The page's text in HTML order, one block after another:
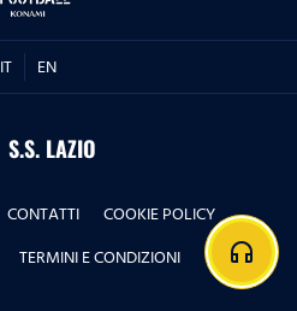
IT EN
S.S. LAZIO
CONTATTI
COOKIE POLICY
TERMINI E CONDIZIONI headphones